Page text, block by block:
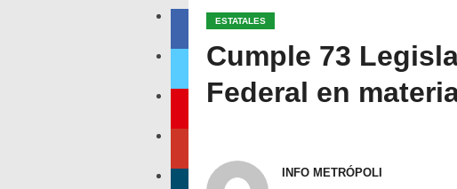
ESTATALES
Cumple 73
Federal en
INFO METRÓPOLI